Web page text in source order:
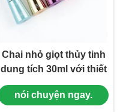
Chai nhỏ giọt thủy tinh
dung tích 30ml với thiết
kế mở khóa xoay và cấu
trúc niêm phong cao
nói chuyện ngay.